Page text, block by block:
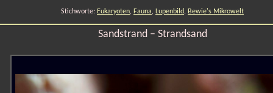
Stichworte: Eukaryoten, Fauna, Lupenbild, Bewie's Mikrowelt
Sandstrand – Strandsand